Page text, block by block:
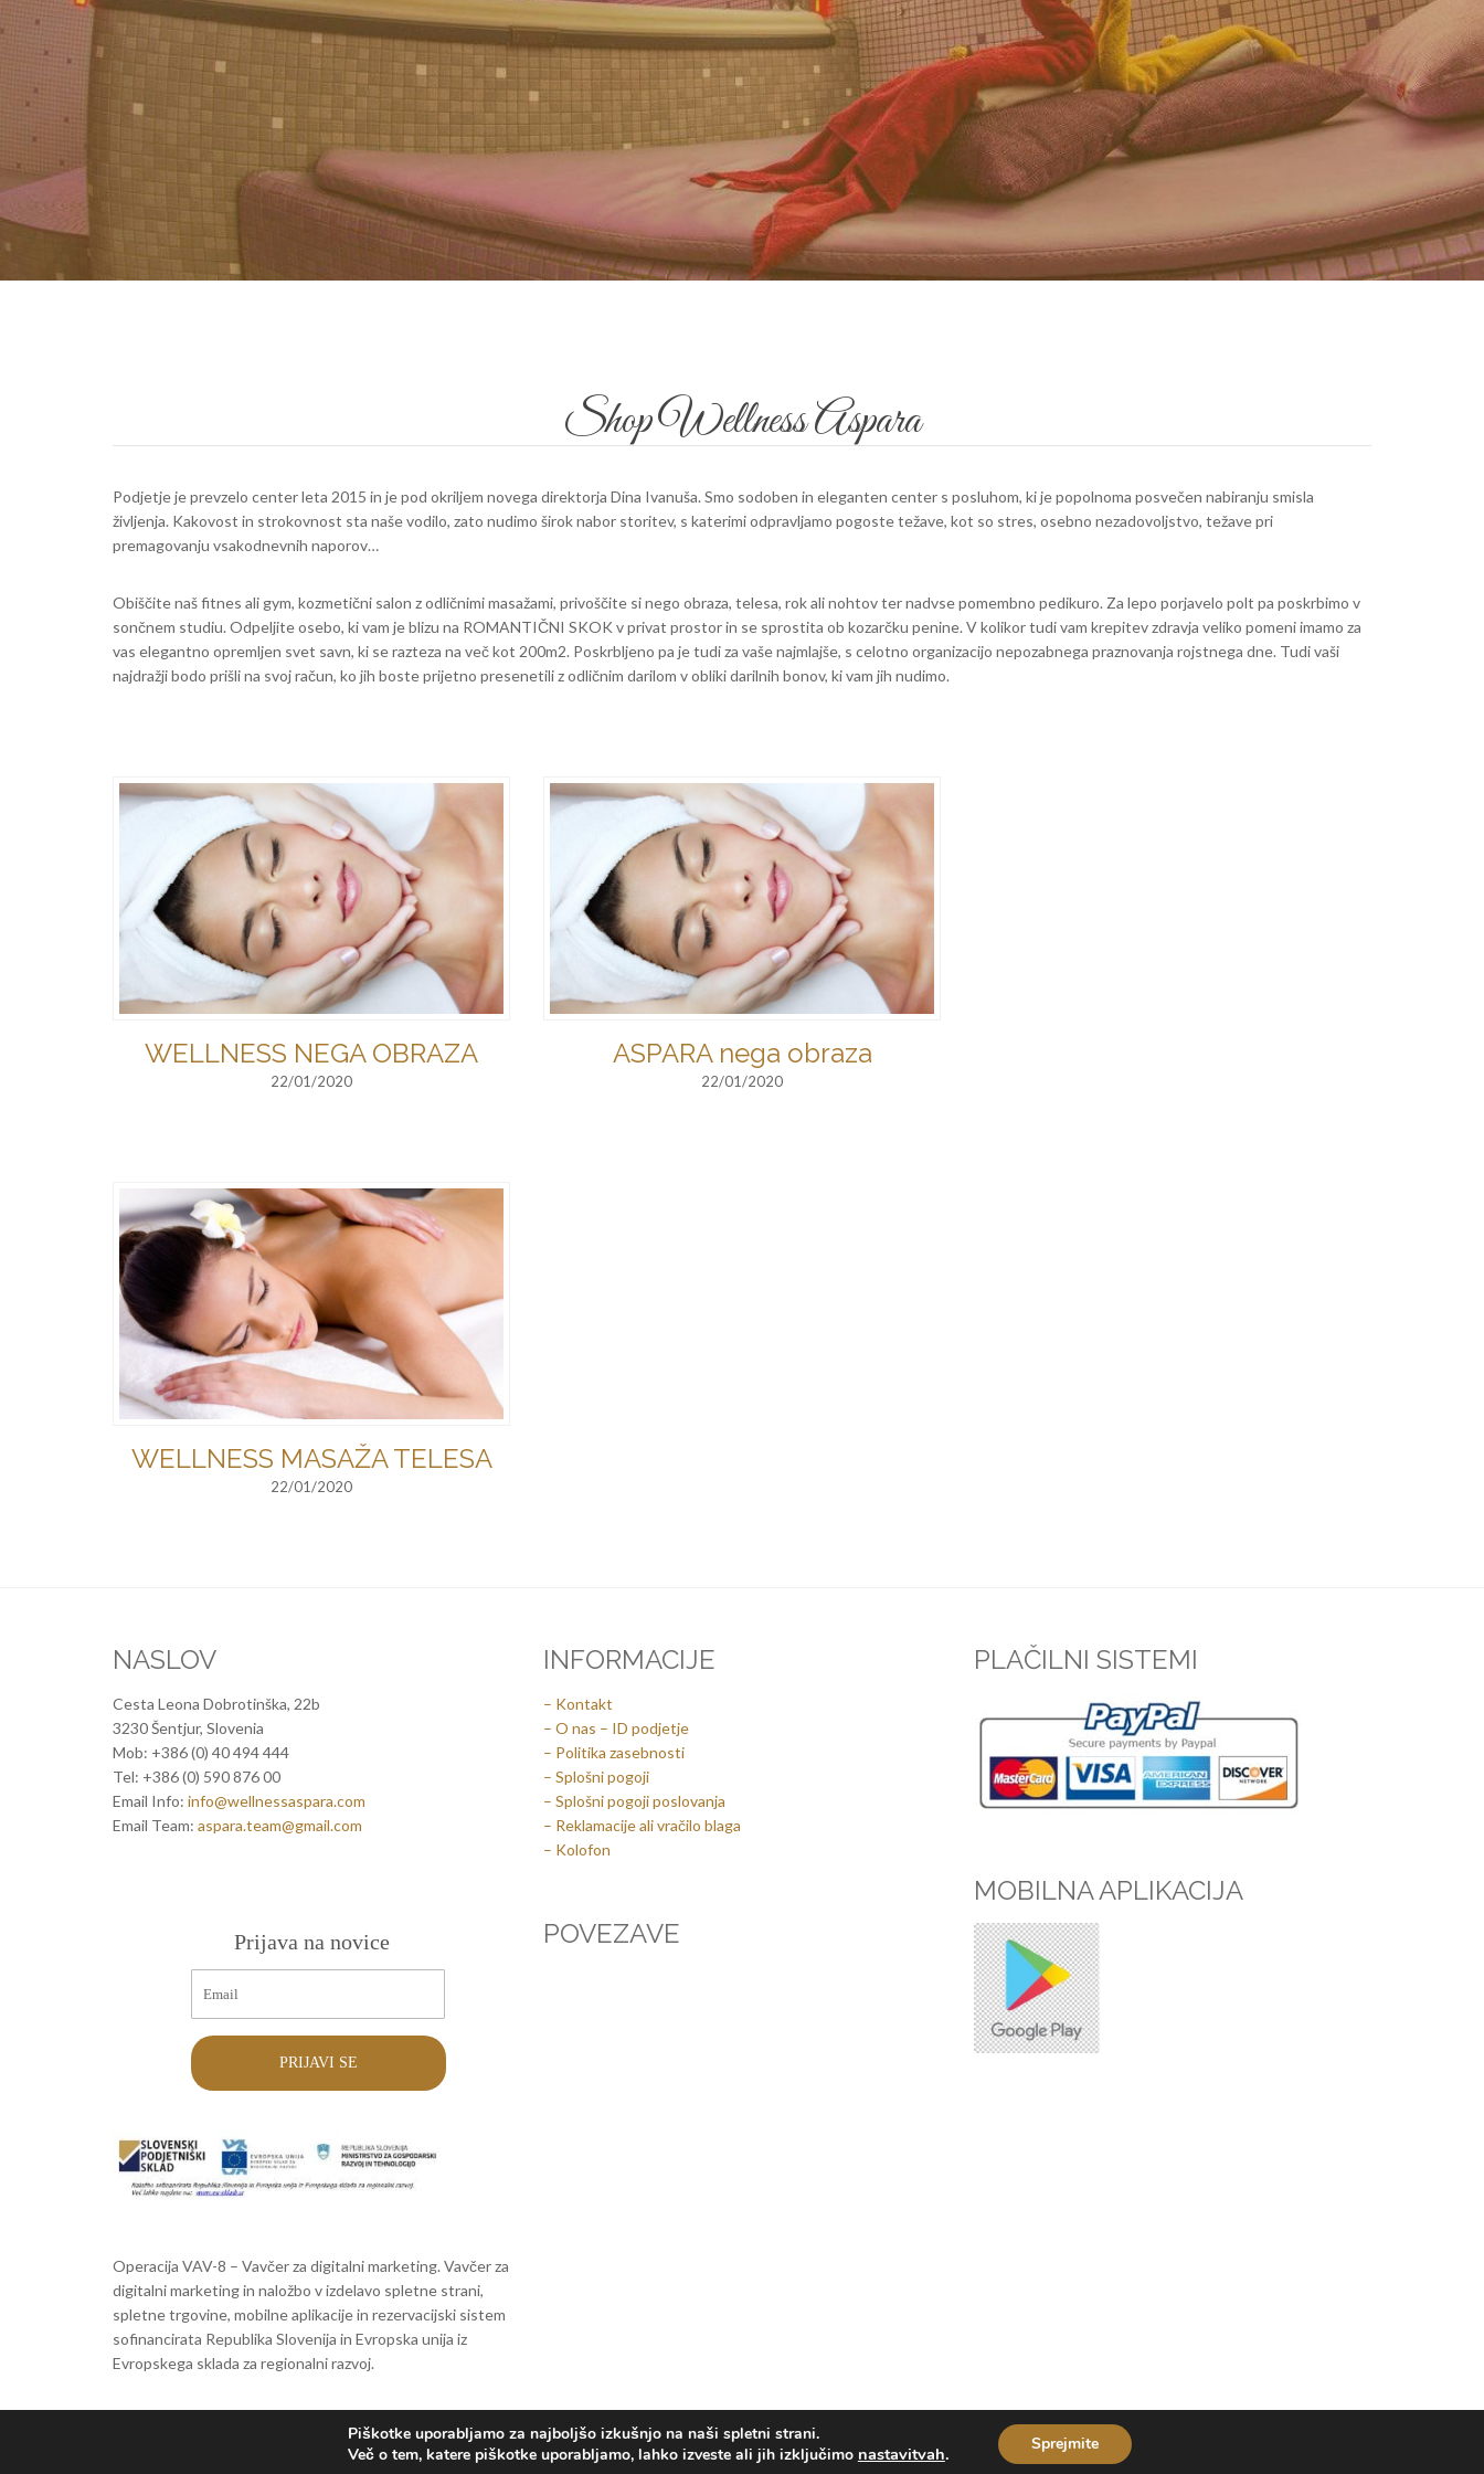
Shop Wellness Aspara
Podjetje je prevzelo center leta 2015 in je pod okriljem novega direktorja Dina Ivanuša. Smo sodoben in eleganten center s posluhom, ki je popolnoma posvečen nabiranju smisla
življenja. Kakovost in strokovnost sta naše vodilo, zato nudimo širok nabor storitev, s katerimi odpravljamo pogoste težave, kot so stres, osebno nezadovoljstvo, težave pri
premagovanju vsakodnevnih naporov…
Obiščite naš fitnes ali gym, kozmetični salon z odličnimi masažami, privoščite si nego obraza, telesa, rok ali nohtov ter nadvse pomembno pedikuro. Za lepo porjavelo polt pa poskrbimo v
sončnem studiu. Odpeljite osebo, ki vam je blizu na ROMANTIČNI SKOK v privat prostor in se sprostita ob kozarčku penine. V kolikor tudi vam krepitev zdravja veliko pomeni imamo za
vas elegantno opremljen svet savn, ki se razteza na več kot 200m2. Poskrbljeno pa je tudi za vaše najmlajše, s celotno organizacijo nepozabnega praznovanja rojstnega dne. Tudi vaši
najdražji bodo prišli na svoj račun, ko jih boste prijetno presenetili z odličnim darilom v obliki darilnih bonov, ki vam jih nudimo.
WELLNESS NEGA OBRAZA
22/01/2020
ASPARA nega obraza
22/01/2020
WELLNESS MASAŽA TELESA
22/01/2020
NASLOV
Cesta Leona Dobrotinška, 22b
3230 Šentjur, Slovenia
Mob: +386 (0) 40 494 444
Tel: +386 (0) 590 876 00
Email Info: info@wellnessaspara.com
Email Team: aspara.team@gmail.com
Prijava na novice
PRIJAVI SE
Operacija VAV-8 – Vavčer za digitalni marketing. Vavčer za
digitalni marketing in naložbo v izdelavo spletne strani,
spletne trgovine, mobilne aplikacije in rezervacijski sistem
sofinancirata Republika Slovenija in Evropska unija iz
Evropskega sklada za regionalni razvoj.
INFORMACIJE
– Kontakt
– O nas – ID podjetje
– Politika zasebnosti
– Splošni pogoji
– Splošni pogoji poslovanja
– Reklamacije ali vračilo blaga
– Kolofon
POVEZAVE
PLAČILNI SISTEMI
MOBILNA APLIKACIJA
© Copyright 2026,
Piškotke uporabljamo za najboljšo izkušnjo na naši spletni strani.
Več o tem, katere piškotke uporabljamo, lahko izveste ali jih izključimo nastavitvah. Sprejmite